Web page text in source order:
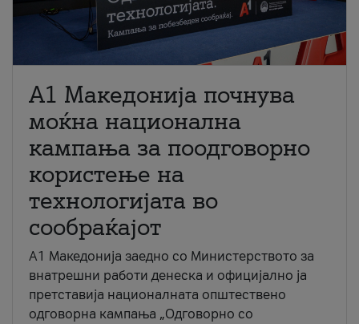
A1 Македонија почнува
моќна национална
кампања за поодговорно
користење на
технологијата во
сообраќајот
A1 Македонија заедно со Министерството за
внатрешни работи денеска и официјално ја
претставија националната општествено
одговорна кампања „Одговорно со